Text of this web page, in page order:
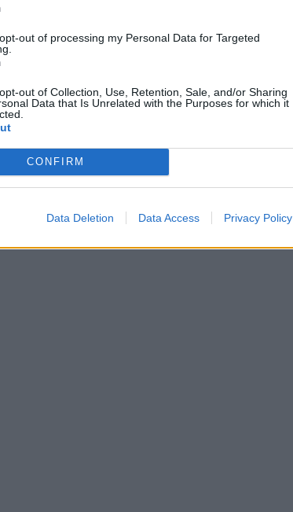
out of processing my Personal Data for Targeted
out of Collection, Use, Retention, Sale, and/or Sharing
Data that Is Unrelated with the Purposes for which it
CONFIRM
Data Deletion Data Access Privacy Policy
doelwit